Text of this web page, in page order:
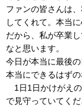
ファンの皆さんは
してくれて。本当
だから、私が卒業
なと思います。
今日が本当に最後
本当にできるはずの
1日1日かけがえの
で見守っていてくだ